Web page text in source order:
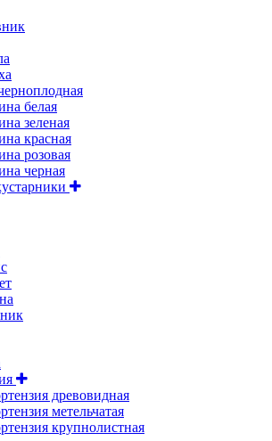
белая
зеленая
красная
розовая
черная
древовидная
метельчатая
крупнолистная